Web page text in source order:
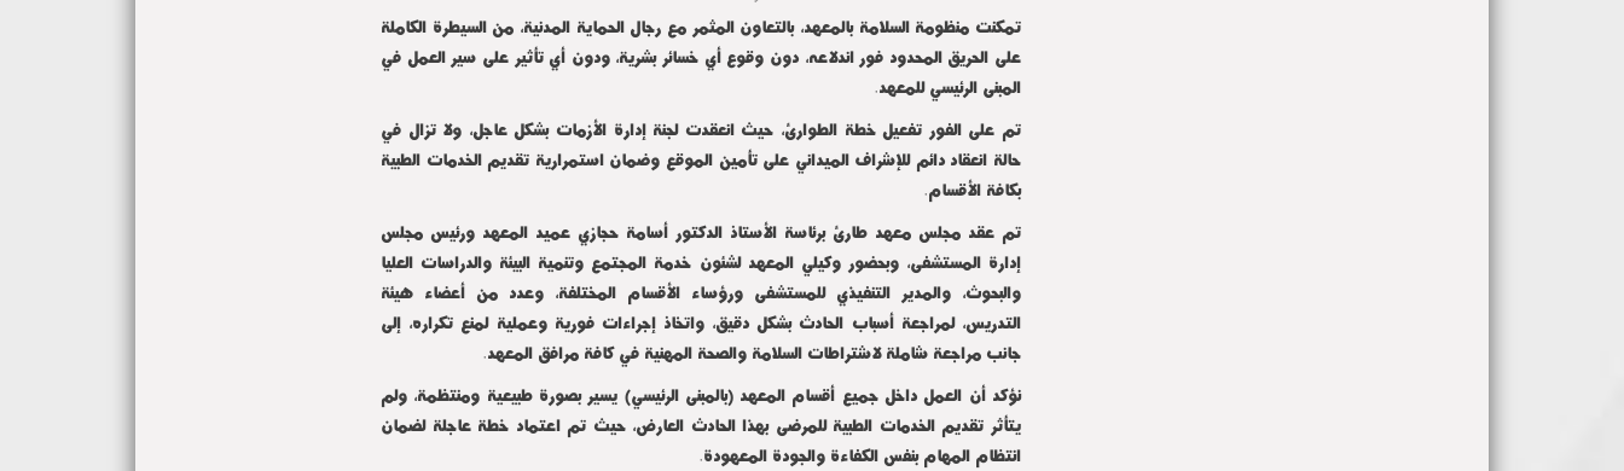
تمكنت منظومة السلامة بالمعهد، بالتعاون المثمر مع رجال الحماية المدنية، من السيطرة الكاملة
على الحريق المحدود فور اندلاعه، دون وقوع أي خسائر بشرية، ودون أي تأثير على سير العمل في
المبنى الرئيسي للمعهد.
تم على الفور تفعيل خطة الطوارئ، حيث انعقدت لجنة إدارة الأزمات بشكل عاجل، ولا تزال في
حالة انعقاد دائم للإشراف الميداني على تأمين الموقع وضمان استمرارية تقديم الخدمات الطبية
بكافة الأقسام.
تم عقد مجلس معهد طارئ برئاسة الأستاذ الدكتور أسامة حجازي عميد المعهد ورئيس مجلس
إدارة المستشفى، وبحضور وكيلي المعهد لشئون خدمة المجتمع وتنمية البيئة والدراسات العليا
والبحوث، والمدير التنفيذي للمستشفى ورؤساء الأقسام المختلفة، وعدد من أعضاء هيئة
التدريس، لمراجعة أسباب الحادث بشكل دقيق، واتخاذ إجراءات فورية وعملية لمنع تكراره، إلى
جانب مراجعة شاملة لاشتراطات السلامة والصحة المهنية في كافة مرافق المعهد.
نؤكد أن العمل داخل جميع أقسام المعهد (بالمبنى الرئيسي) يسير بصورة طبيعية ومنتظمة، ولم
يتأثر تقديم الخدمات الطبية للمرضى بهذا الحادث العارض، حيث تم اعتماد خطة عاجلة لضمان
انتظام المهام بنفس الكفاءة والجودة المعهودة.